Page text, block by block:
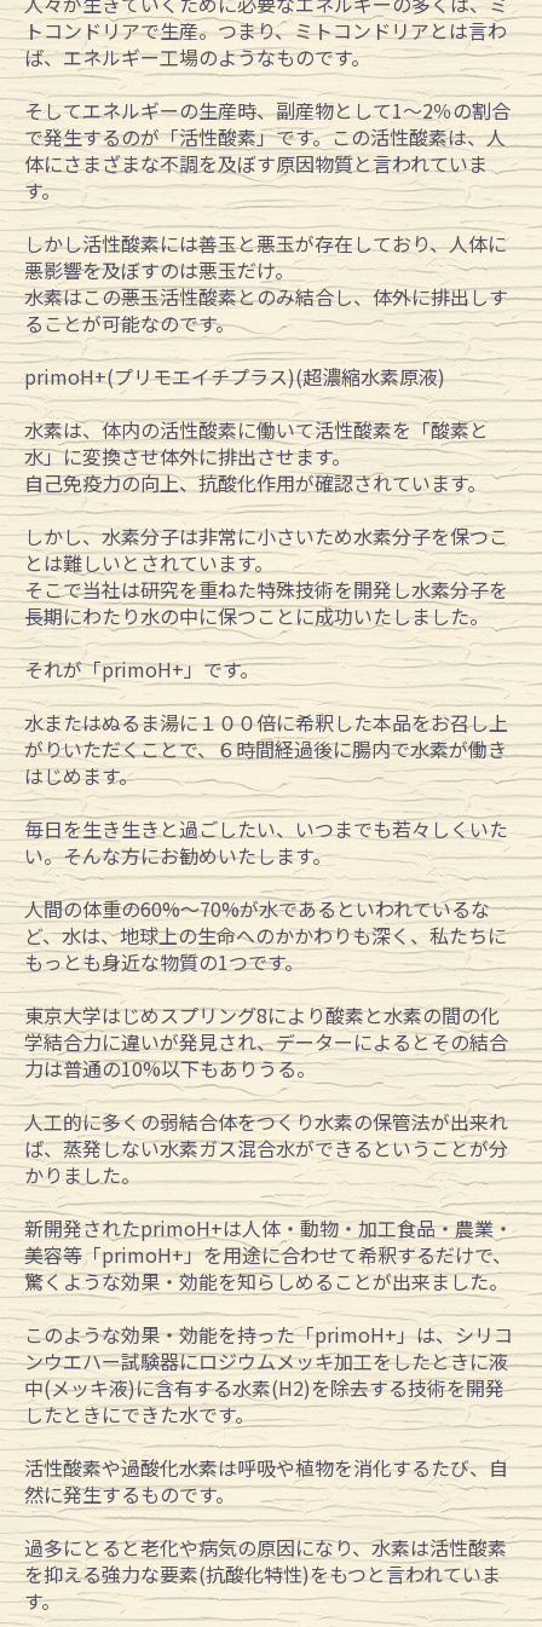
トコンドリアで生産。つまり、ミトコンドリアとは言わ
ば、エネルギー工場のようなものです。
そしてエネルギーの生産時、副産物として1～2％の割合
で発生するのが「活性酸素」です。この活性酸素は、人
体にさまざまな不調を及ぼす原因物質と言われていま
す。
しかし活性酸素には善玉と悪玉が存在しており、人体に
悪影響を及ぼすのは悪玉だけ。
水素はこの悪玉活性酸素とのみ結合し、体外に排出しす
ることが可能なのです。
primoH+(プリモエイチプラス)(超濃縮水素原液)
水素は、体内の活性酸素に働いて活性酸素を「酸素と
水」に変換させ体外に排出させます。
自己免疫力の向上、抗酸化作用が確認されています。
しかし、水素分子は非常に小さいため水素分子を保つこ
とは難しいとされています。
そこで当社は研究を重ねた特殊技術を開発し水素分子を
長期にわたり水の中に保つことに成功いたしました。
それが「primoH+」です。
水またはぬるま湯に１００倍に希釈した本品をお召し上
がりいただくことで、６時間経過後に腸内で水素が働き
はじめます。
毎日を生き生きと過ごしたい、いつまでも若々しくいた
い。そんな方にお勧めいたします。
人間の体重の60%～70%が水であるといわれているな
ど、水は、地球上の生命へのかかわりも深く、私たちに
もっとも身近な物質の1つです。
東京大学はじめスプリング8により酸素と水素の間の化
学結合力に違いが発見され、データーによるとその結合
力は普通の10%以下もありうる。
人工的に多くの弱結合体をつくり水素の保管法が出来れ
ば、蒸発しない水素ガス混合水ができるということが分
かりました。
新開発されたprimoH+は人体・動物・加工食品・農業・
美容等「primoH+」を用途に合わせて希釈するだけで、
驚くような効果・効能を知らしめることが出来ました。
このような効果・効能を持った「primoH+」は、シリコ
ンウエハー試験器にロジウムメッキ加工をしたときに液
中(メッキ液)に含有する水素(H2)を除去する技術を開発
したときにできた水です。
活性酸素や過酸化水素は呼吸や植物を消化するたび、自
然に発生するものです。
過多にとると老化や病気の原因になり、水素は活性酸素
を抑える強力な要素(抗酸化特性)をもつと言われていま
す。